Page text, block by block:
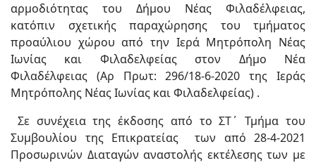
αρμοδιότητας του Δήμου Νέας Φιλαδέλφειας,
κατόπιν σχετικής παραχώρησης του τμήματος
προαύλιου χώρου από την Ιερά Μητρόπολη Νέας
Ιωνίας και Φιλαδελφείας στον Δήμο Νέα
Φιλαδέλφειας (Αρ Πρωτ: 296/18-6-2020 της Ιεράς
Μητρόπολης Νέας Ιωνίας και Φιλαδελφείας) .
Σε συνέχεια της έκδοσης από το ΣΤ΄ Τμήμα του
Συμβουλίου της Επικρατείας των από 28-4-2021
Προσωρινών Διαταγών αναστολής εκτέλεσης των με